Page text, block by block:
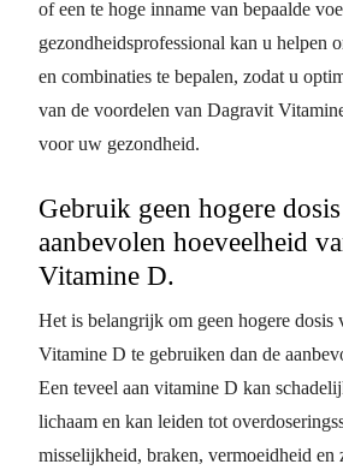
of een te hoge inname van bepaalde
gezondheidsprofessional kan u helpen
en combinaties te bepalen, zodat u
van de voordelen van Dagravit
voor uw gezondheid.
Gebruik geen hogere
aanbevolen hoeveelheid
Vitamine D.
Het is belangrijk om geen hogere dosis
Vitamine D te gebruiken dan de
Een teveel aan vitamine D kan
lichaam en kan leiden tot
misselijkheid, braken, vermoeidheid en